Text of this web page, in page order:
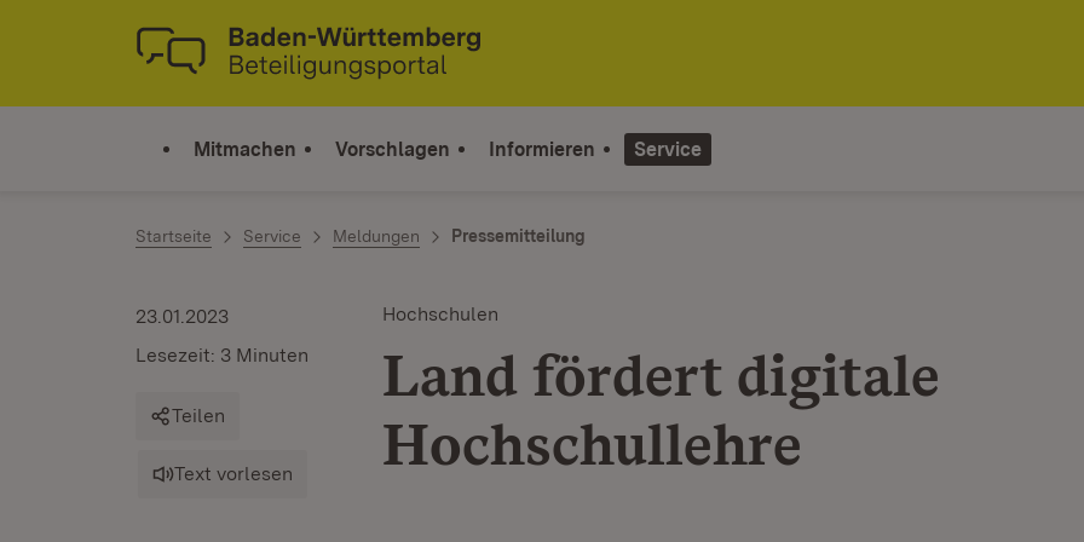
Zum Inhalt springen
Link zur Startseite
Mitmachen Vorschlagen Informieren Service
Startseite Service Meldungen Pressemitteilung
Hochschulen
Land fördert digitale
Hochschullehre
23.01.2023
Lesezeit: 3 Minuten
Teilen
Text vorlesen